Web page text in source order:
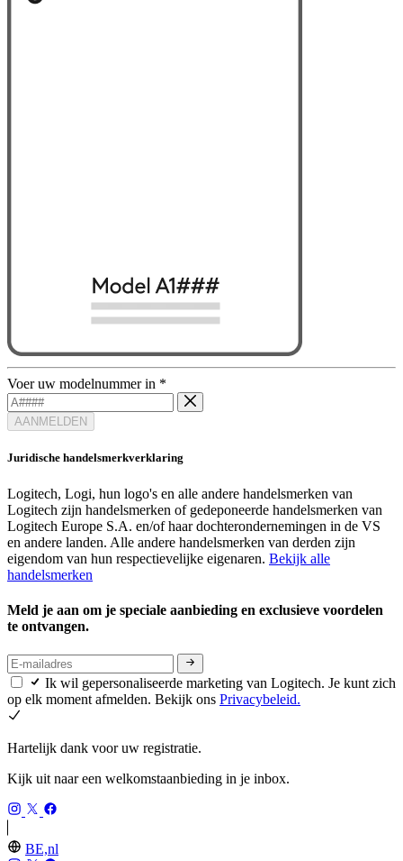
Voer uw modelnummer in *
AANMELDEN
Juridische handelsmerkverklaring
Logitech, Logi, hun logo's en alle andere handelsmerken van
Logitech zijn handelsmerken of gedeponeerde handelsmerken van
Logitech Europe S.A. en/of haar dochterondernemingen in de VS
en andere landen. Alle andere handelsmerken van derden zijn
eigendom van hun respectievelijke eigenaren. Bekijk alle
handelsmerken
Meld je aan om je speciale aanbieding en exclusieve voordelen
te ontvangen.
Ik wil gepersonaliseerde marketing van Logitech. Je kunt zich
op elk moment afmelden. Bekijk ons Privacybeleid.
Hartelijk dank voor uw registratie.
Kijk uit naar een welkomstaanbieding in je inbox.
BE,nl